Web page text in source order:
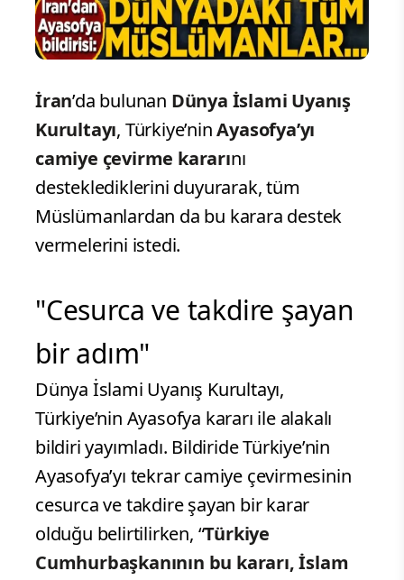
İran’da bulunan Dünya İslami Uyanış
Kurultayı, Türkiye’ninAyasofya’yı
camiye çevirme kararını
desteklediklerini duyurarak, tüm
Müslümanlardan da bu karara destek
vermelerini istedi.
"Cesurca ve takdire şayan
bir adım"
Dünya İslami Uyanış Kurultayı,
Türkiye’nin Ayasofya kararı ile alakalı
bildiri yayımladı. Bildiride Türkiye’nin
Ayasofya’yı tekrar camiye çevirmesinin
cesurca ve takdire şayan bir karar
olduğu belirtilirken, “Türkiye
Cumhurbaşkanının bu kararı, İslam